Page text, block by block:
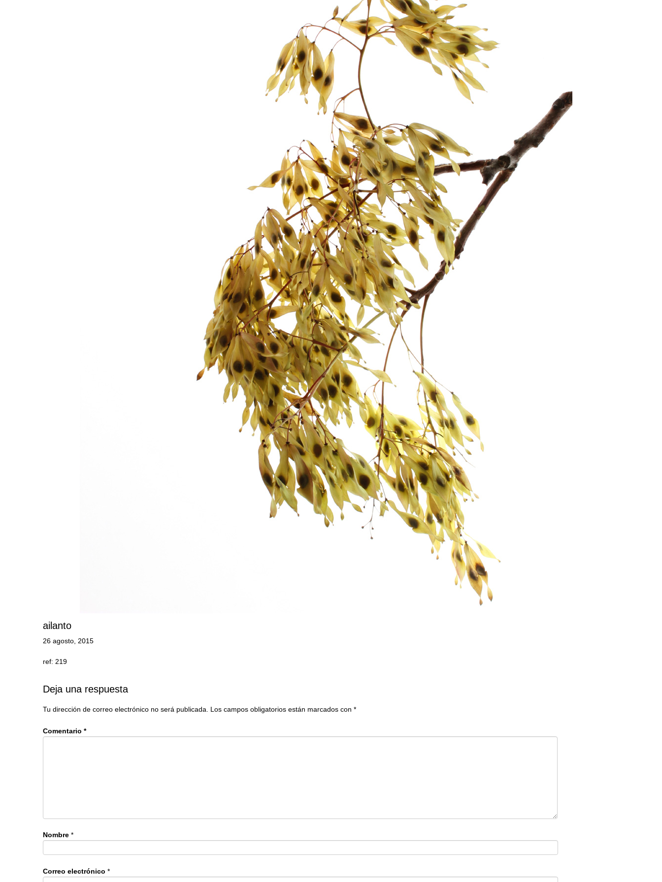
ailanto
26 agosto, 2015
ref: 219
Deja una respuesta
Tu dirección de correo electrónico no será publicada. Los campos obligatorios están marcados con *
Comentario *
Nombre *
Correo electrónico *